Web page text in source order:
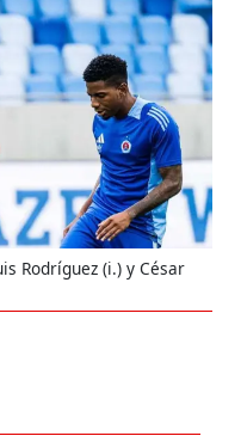
Rodríguez (i.) y César